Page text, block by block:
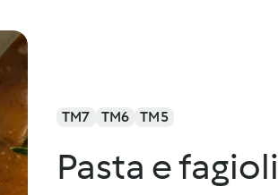
TM7 TM6 TM5
Pasta e fagioli